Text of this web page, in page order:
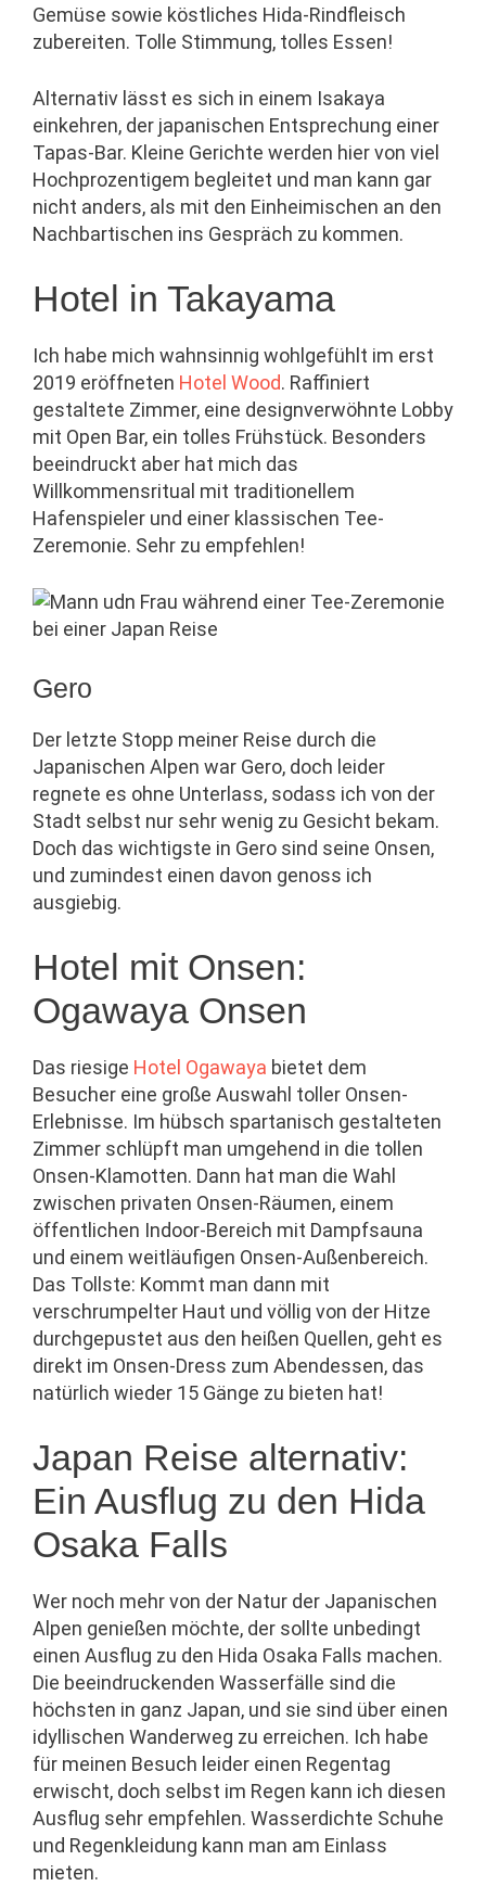
Gemüse sowie köstliches Hida-Rindfleisch
zubereiten. Tolle Stimmung, tolles Essen!
Alternativ lässt es sich in einem Isakaya
einkehren, der japanischen Entsprechung einer
Tapas-Bar. Kleine Gerichte werden hier von viel
Hochprozentigem begleitet und man kann gar
nicht anders, als mit den Einheimischen an den
Nachbartischen ins Gespräch zu kommen.
Hotel in Takayama
Ich habe mich wahnsinnig wohlgefühlt im erst
2019 eröffneten Hotel Wood. Raffiniert
gestaltete Zimmer, eine designverwöhnte Lobby
mit Open Bar, ein tolles Frühstück. Besonders
beeindruckt aber hat mich das
Willkommensritual mit traditionellem
Hafenspieler und einer klassischen Tee-
Zeremonie. Sehr zu empfehlen!
Gero
Der letzte Stopp meiner Reise durch die
Japanischen Alpen war Gero, doch leider
regnete es ohne Unterlass, sodass ich von der
Stadt selbst nur sehr wenig zu Gesicht bekam.
Doch das wichtigste in Gero sind seine Onsen,
und zumindest einen davon genoss ich
ausgiebig.
Hotel mit Onsen:
Ogawaya Onsen
Das riesige Hotel Ogawaya bietet dem
Besucher eine große Auswahl toller Onsen-
Erlebnisse. Im hübsch spartanisch gestalteten
Zimmer schlüpft man umgehend in die tollen
Onsen-Klamotten. Dann hat man die Wahl
zwischen privaten Onsen-Räumen, einem
öffentlichen Indoor-Bereich mit Dampfsauna
und einem weitläufigen Onsen-Außenbereich.
Das Tollste: Kommt man dann mit
verschrumpelter Haut und völlig von der Hitze
durchgepustet aus den heißen Quellen, geht es
direkt im Onsen-Dress zum Abendessen, das
natürlich wieder 15 Gänge zu bieten hat!
Japan Reise alternativ:
Ein Ausflug zu den Hida
Osaka Falls
Wer noch mehr von der Natur der Japanischen
Alpen genießen möchte, der sollte unbedingt
einen Ausflug zu den Hida Osaka Falls machen.
Die beeindruckenden Wasserfälle sind die
höchsten in ganz Japan, und sie sind über einen
idyllischen Wanderweg zu erreichen. Ich habe
für meinen Besuch leider einen Regentag
erwischt, doch selbst im Regen kann ich diesen
Ausflug sehr empfehlen. Wasserdichte Schuhe
und Regenkleidung kann man am Einlass
mieten.